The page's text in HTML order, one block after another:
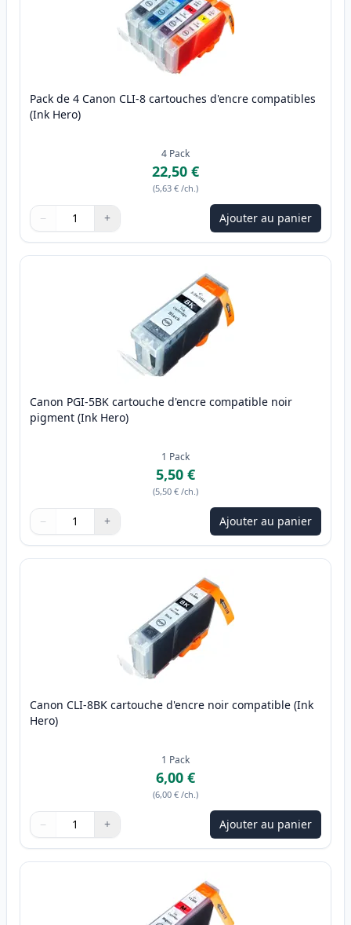
Pack de 4 Canon CLI-8 cartouches d'encre compatibles
(Ink Hero)
4 Pack
22,50 €
(5,63 € /ch.)
Quantité
Utilisez les boutons pour ajuster
− +
Quantité Ajouter au panier
Canon PGI-5BK cartouche d'encre compatible noir
pigment (Ink Hero)
1 Pack
5,50 €
(5,50 € /ch.)
Quantité
Utilisez les boutons pour ajuster
− +
Quantité Ajouter au panier
Canon CLI-8BK cartouche d'encre noir compatible (Ink
Hero)
1 Pack
6,00 €
(6,00 € /ch.)
Quantité
Utilisez les boutons pour ajuster
− +
Quantité Ajouter au panier